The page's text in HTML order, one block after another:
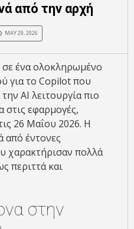
από την αρχή
MAY 29, 2026
σε ένα ολοκληρωμένο
για το Copilot που
AI λειτουργία πιο
εφαρμογές,
26 Μαΐου 2026. Η
από έντονες
χαρακτήρισαν πολλά
περιττά και
στην